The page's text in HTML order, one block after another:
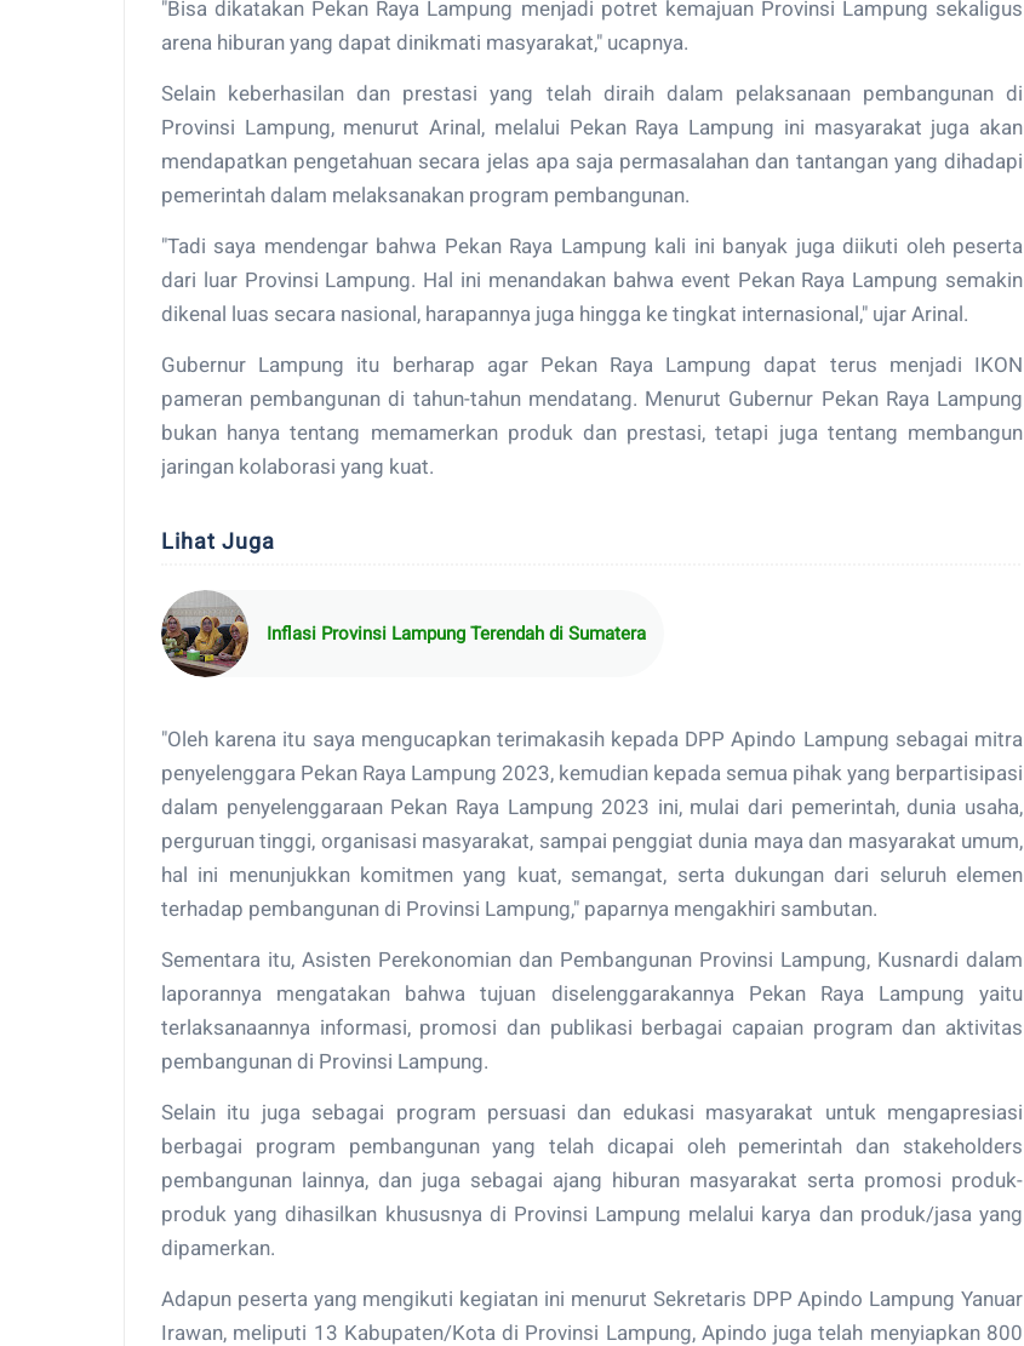
"Bisa dikatakan Pekan Raya Lampung menjadi potret kemajuan Provinsi Lampung sekaligus
arena hiburan yang dapat dinikmati masyarakat," ucapnya.
Selain keberhasilan dan prestasi yang telah diraih dalam pelaksanaan pembangunan di
Provinsi Lampung, menurut Arinal, melalui Pekan Raya Lampung ini masyarakat juga akan
mendapatkan pengetahuan secara jelas apa saja permasalahan dan tantangan yang dihadapi
pemerintah dalam melaksanakan program pembangunan.
"Tadi saya mendengar bahwa Pekan Raya Lampung kali ini banyak juga diikuti oleh peserta
dari luar Provinsi Lampung. Hal ini menandakan bahwa event Pekan Raya Lampung semakin
dikenal luas secara nasional, harapannya juga hingga ke tingkat internasional," ujar Arinal.
Gubernur Lampung itu berharap agar Pekan Raya Lampung dapat terus menjadi IKON
pameran pembangunan di tahun-tahun mendatang. Menurut Gubernur Pekan Raya Lampung
bukan hanya tentang memamerkan produk dan prestasi, tetapi juga tentang membangun
jaringan kolaborasi yang kuat.
Lihat Juga
Inflasi Provinsi Lampung Terendah di Sumatera
"Oleh karena itu saya mengucapkan terimakasih kepada DPP Apindo Lampung sebagai mitra
penyelenggara Pekan Raya Lampung 2023, kemudian kepada semua pihak yang berpartisipasi
dalam penyelenggaraan Pekan Raya Lampung 2023 ini, mulai dari pemerintah, dunia usaha,
perguruan tinggi, organisasi masyarakat, sampai penggiat dunia maya dan masyarakat umum,
hal ini menunjukkan komitmen yang kuat, semangat, serta dukungan dari seluruh elemen
terhadap pembangunan di Provinsi Lampung," paparnya mengakhiri sambutan.
Sementara itu, Asisten Perekonomian dan Pembangunan Provinsi Lampung, Kusnardi dalam
laporannya mengatakan bahwa tujuan diselenggarakannya Pekan Raya Lampung yaitu
terlaksanaannya informasi, promosi dan publikasi berbagai capaian program dan aktivitas
pembangunan di Provinsi Lampung.
Selain itu juga sebagai program persuasi dan edukasi masyarakat untuk mengapresiasi
berbagai program pembangunan yang telah dicapai oleh pemerintah dan stakeholders
pembangunan lainnya, dan juga sebagai ajang hiburan masyarakat serta promosi produk-
produk yang dihasilkan khususnya di Provinsi Lampung melalui karya dan produk/jasa yang
dipamerkan.
Adapun peserta yang mengikuti kegiatan ini menurut Sekretaris DPP Apindo Lampung Yanuar
Irawan, meliputi 13 Kabupaten/Kota di Provinsi Lampung, Apindo juga telah menyiapkan 800